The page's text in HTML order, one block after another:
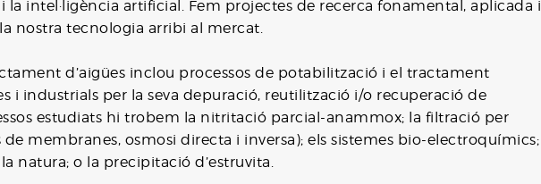
la intel·ligència artificial. Fem projectes de recerca fonamental, aplicada i
nostra tecnologia arribi al mercat.
d’aigües inclou processos de potabilització i el tractament
i industrials per la seva depuració, reutilització i/o recuperació de
estudiats hi trobem la nitritació parcial-anammox; la filtració per
membranes, osmosi directa i inversa); els sistemes bio-electroquímics;
natura; o la precipitació d’estruvita.